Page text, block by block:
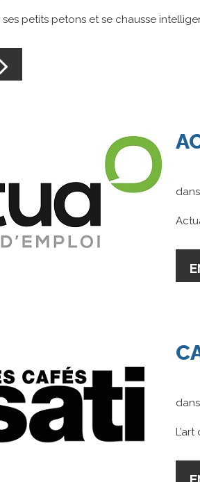
petits petons et se chausse
dans
dans